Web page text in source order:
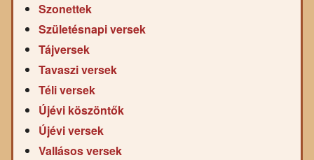
Szonettek
Születésnapi versek
Tájversek
Tavaszi versek
Téli versek
Újévi köszöntők
Újévi versek
Vallásos versek